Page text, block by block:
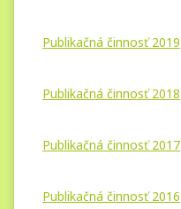
Publikačná činnosť 2019
Publikačná činnosť 2018
Publikačná činnosť 2017
Publikačná činnosť 2016